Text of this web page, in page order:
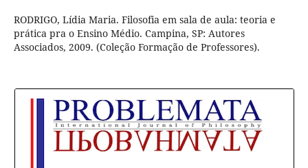
RODRIGO, Lídia Maria. Filosofia em sala de aula: teoria e
prática pra o Ensino Médio. Campina, SP: Autores
Associados, 2009. (Coleção Formação de Professores).